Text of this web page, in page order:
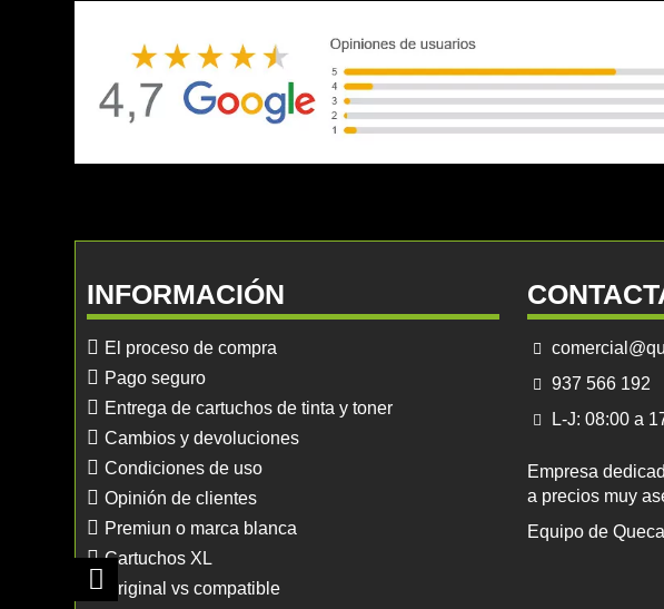
INFORMACIÓN
El proceso de compra
Pago seguro
Entrega de cartuchos de tinta y toner
Cambios y devoluciones
Condiciones de uso
Opinión de clientes
Premiun o marca blanca
Cartuchos XL
Original vs compatible
937 566 192
L-J: 08:00 a
Empresa
a precios muy
Equipo de